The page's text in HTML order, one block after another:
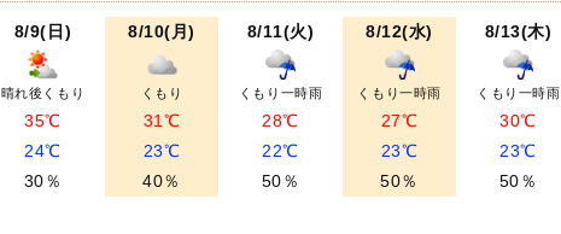
8/9(日)
晴れ後くもり
35℃
24℃
30％
8/10(月)
くもり
31℃
23℃
40％
8/11(火)
くもり一時雨
28℃
22℃
50％
8/12(水)
くもり一時雨
27℃
23℃
50％
8/13(木)
くもり一時雨
30℃
23℃
50％